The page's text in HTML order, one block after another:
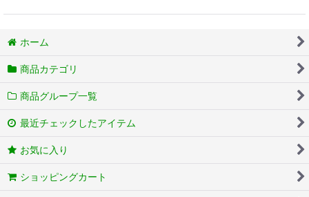
ホーム
商品カテゴリ
商品グループ一覧
最近チェックしたアイテム
お気に入り
ショッピングカート